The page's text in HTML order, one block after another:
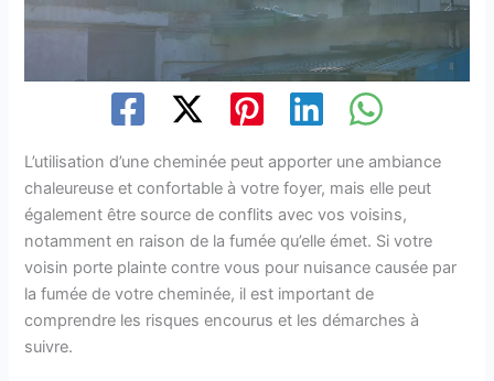
L’utilisation d’une cheminée peut apporter une ambiance
chaleureuse et confortable à votre foyer, mais elle peut
également être source de conflits avec vos voisins,
notamment en raison de la fumée qu’elle émet. Si votre
voisin porte plainte contre vous pour nuisance causée par
la fumée de votre cheminée, il est important de
comprendre les risques encourus et les démarches à
suivre.